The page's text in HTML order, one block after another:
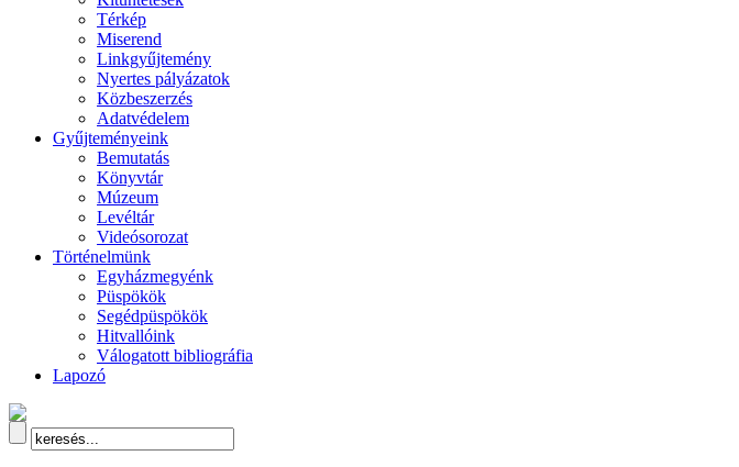
Térkép
Miserend
Linkgyűjtemény
Nyertes pályázatok
Közbeszerzés
Adatvédelem
Gyűjteményeink
Bemutatás
Könyvtár
Múzeum
Levéltár
Videósorozat
Történelmünk
Egyházmegyénk
Püspökök
Segédpüspökök
Hitvallóink
Válogatott bibliográfia
Lapozó